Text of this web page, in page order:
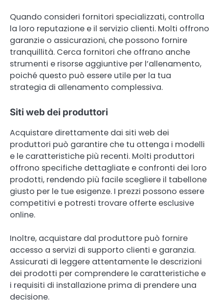
Quando consideri fornitori specializzati, controlla
la loro reputazione e il servizio clienti. Molti offrono
garanzie o assicurazioni, che possono fornire
tranquillità. Cerca fornitori che offrano anche
strumenti e risorse aggiuntive per l’allenamento,
poiché questo può essere utile per la tua
strategia di allenamento complessiva.
Siti web dei produttori
Acquistare direttamente dai siti web dei
produttori può garantire che tu ottenga i modelli
e le caratteristiche più recenti. Molti produttori
offrono specifiche dettagliate e confronti dei loro
prodotti, rendendo più facile scegliere il tabellone
giusto per le tue esigenze. I prezzi possono essere
competitivi e potresti trovare offerte esclusive
online.
Inoltre, acquistare dal produttore può fornire
accesso a servizi di supporto clienti e garanzia.
Assicurati di leggere attentamente le descrizioni
dei prodotti per comprendere le caratteristiche e
i requisiti di installazione prima di prendere una
decisione.